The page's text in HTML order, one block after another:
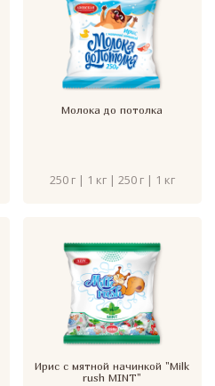
Молока до потолка
250 г | 1 кг | 250 г | 1 кг
Ирис с мятной начинкой "Milk
rush MINT"